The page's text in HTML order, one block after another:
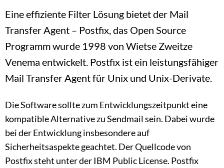
Eine effiziente Filter Lösung bietet der Mail
Transfer Agent – Postfix, das Open Source
Programm wurde 1998 von Wietse Zweitze
Venema entwickelt. Postfix ist ein leistungsfähiger
Mail Transfer Agent für Unix und Unix-Derivate.
Die Software sollte zum Entwicklungszeitpunkt eine
kompatible Alternative zu Sendmail sein. Dabei wurde
bei der Entwicklung insbesondere auf
Sicherheitsaspekte geachtet. Der Quellcode von
Postfix steht unter der IBM Public License. Postfix